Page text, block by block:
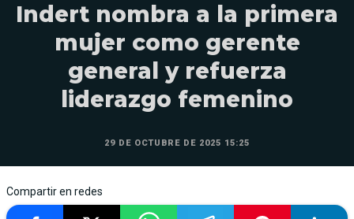
Indert nombra a la primera
mujer como gerente
general y refuerza
liderazgo femenino
29 DE OCTUBRE DE 2025 15:25
Compartir en redes